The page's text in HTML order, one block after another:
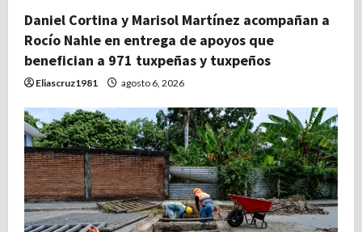
Daniel Cortina y Marisol Martínez acompañan a
Rocío Nahle en entrega de apoyos que
benefician a 971 tuxpeñas y tuxpeños
Eliascruz1981 agosto 6, 2026